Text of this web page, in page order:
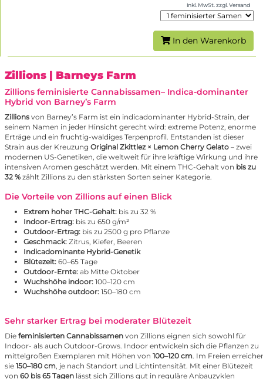
inkl. MwSt. zzgl. Versand
In den Warenkorb
Zillions | Barneys Farm
Zillions feminisierte Cannabissamen– Indica-dominanter
Hybrid von Barney’s Farm
Zillions von Barney’s Farm ist ein indicadominanter Hybrid-Strain, der
seinem Namen in jeder Hinsicht gerecht wird: extreme Potenz, enorme
Erträge und ein fruchtig-waldiges Terpenprofil. Entstanden ist dieser
Strain aus der Kreuzung Original Zkittlez × Lemon Cherry Gelato – zwei
modernen US-Genetiken, die weltweit für ihre kräftige Wirkung und ihre
intensiven Aromen geschätzt werden. Mit einem THC-Gehalt von bis zu
32 % zählt Zillions zu den stärksten Sorten seiner Kategorie.
Die Vorteile von Zillions auf einen Blick
Extrem hoher THC-Gehalt: bis zu 32 %
Indoor-Ertrag: bis zu 650 g/m²
Outdoor-Ertrag: bis zu 2500 g pro Pflanze
Geschmack: Zitrus, Kiefer, Beeren
Indicadominante Hybrid-Genetik
Blütezeit: 60–65 Tage
Outdoor-Ernte: ab Mitte Oktober
Wuchshöhe indoor: 100–120 cm
Wuchshöhe outdoor: 150–180 cm
Sehr starker Ertrag bei moderater Blütezeit
Die feminisierten Cannabissamen von Zillions eignen sich sowohl für
Indoor- als auch Outdoor-Grows. Indoor entwickeln sich die Pflanzen zu
mittelgroßen Exemplaren mit Höhen von 100–120 cm. Im Freien
sie 150–180 cm, je nach Standort und Lichtintensität. Mit einer Blütezeit
von 60 bis 65 Tagen lässt sich Zillions gut in reguläre Anbauzyklen